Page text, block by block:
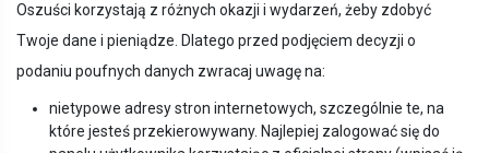
Oszuści korzystają z różnych okazji i wydarzeń, żeby zdobyć
Twoje dane i pieniądze. Dlatego przed podjęciem decyzji o
podaniu poufnych danych zwracaj uwagę na:
nietypowe adresy stron internetowych, szczególnie te, na
które jesteś przekierowywany. Najlepiej zalogować się do